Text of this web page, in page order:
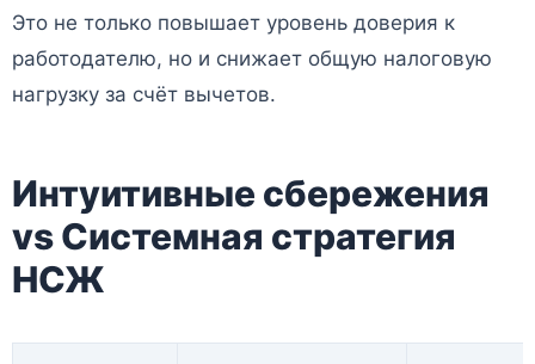
Это не только повышает уровень доверия к
работодателю, но и снижает общую налоговую
нагрузку за счёт вычетов.
Интуитивные сбережения
vs Системная стратегия
НСЖ